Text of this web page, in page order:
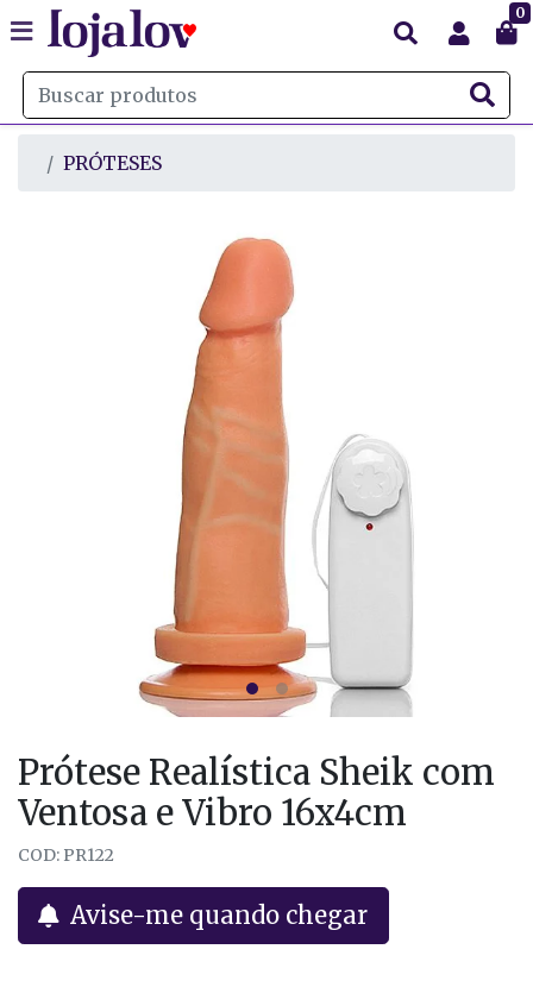
0
PRÓTESES
Prótese Realística Sheik com
Ventosa e Vibro 16x4cm
COD: PR122
Avise-me quando chegar